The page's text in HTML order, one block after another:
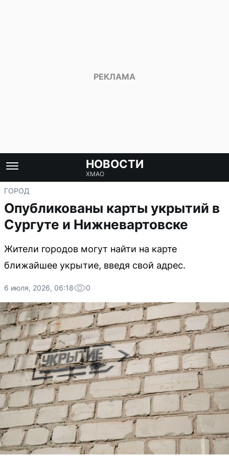
НОВОСТИ
ХМАО
ГОРОД
Опубликованы карты укрытий в
Сургуте и Нижневартовске
Жители городов могут найти на карте
ближайшее укрытие, введя свой адрес.
6 июля, 2026, 06:18 0